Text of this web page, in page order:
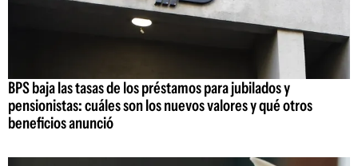
BPS baja las tasas de los préstamos para jubilados y
pensionistas: cuáles son los nuevos valores y qué otros
beneficios anunció